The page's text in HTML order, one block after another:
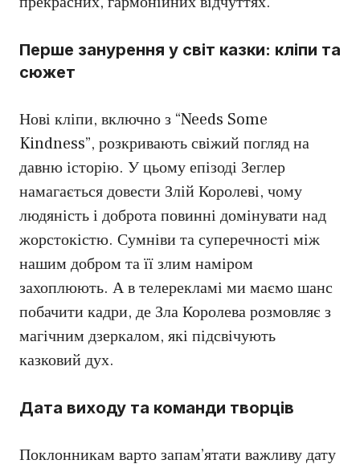
Перше занурення у світ казки: кліпи та
сюжет
Нові кліпи, включно з “Needs Some
Kindness”, розкривають свіжий погляд на
давню історію. У цьому епізоді Зеглер
намагається довести Злій Королеві, чому
людяність і доброта повинні домінувати над
жорстокістю. Сумніви та суперечності між
нашим добром та її злим наміром
захоплюють. А в телерекламі ми маємо шанс
побачити кадри, де Зла Королева розмовляє з
магічним дзеркалом, які підсвічують
казковий дух.
Дата виходу та команди творців
Поклонникам варто запам’ятати важливу дату